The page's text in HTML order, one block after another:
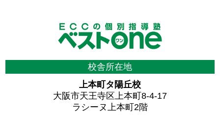
校舎所在地
上本町タ陽丘校
大阪市天王寺区上本町8-4-17
ラシーヌ上本町2階